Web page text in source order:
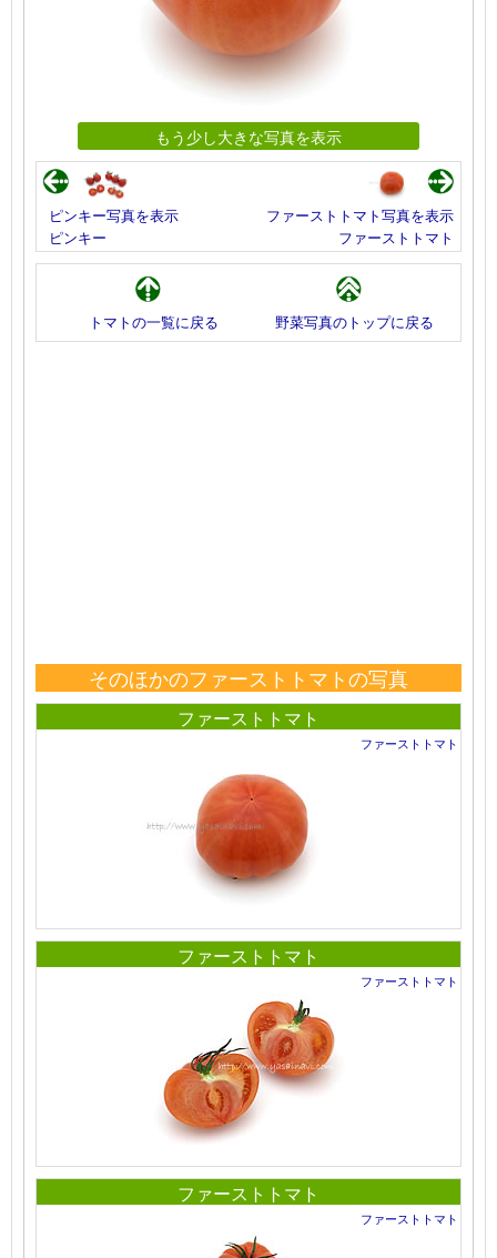
もう少し大きな写真を表示
ピンキー写真を表示
ピンキー
ファーストトマト写真を表示
ファーストトマト
トマトの一覧に戻る 野菜写真のトップに戻る
そのほかのファーストトマトの写真
ファーストトマト
ファーストトマト
ファーストトマト
ファーストトマト
ファーストトマト
ファーストトマト